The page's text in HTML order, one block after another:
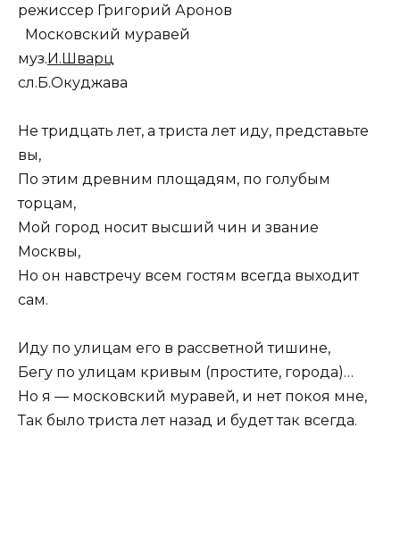
режиссер Григорий Аронов
Московский муравей
муз.И.Шварц
сл.Б.Окуджава
Не тридцать лет, а триста лет иду, представьте
вы,
По этим древним площадям, по голубым
торцам,
Мой город носит высший чин и звание
Москвы,
Но он навстречу всем гостям всегда выходит
сам.
Иду по улицам его в рассветной тишине,
Бегу по улицам кривым (простите, города)…
Но я — московский муравей, и нет покоя мне,
Так было триста лет назад и будет так всегда.